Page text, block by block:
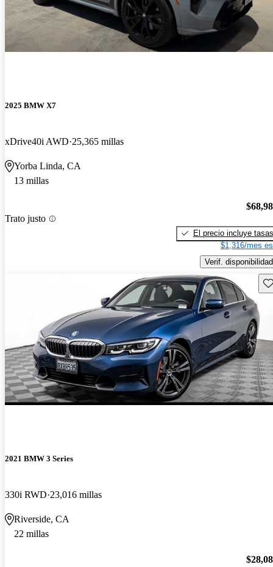
2025 BMW X7
xDrive40i AWD 25,365 millas
Yorba Linda, CA
13 millas
Trato justo
El precio incluye tasas
$1,316/mes
Verif. disponibilidad
2021 BMW 3 Series
330i RWD 23,016 millas
Riverside, CA
22 millas